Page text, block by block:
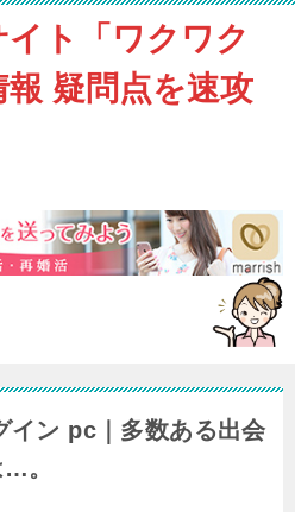
ト「ワクワク
疑問点を速攻
イン pc｜多数ある出会
。